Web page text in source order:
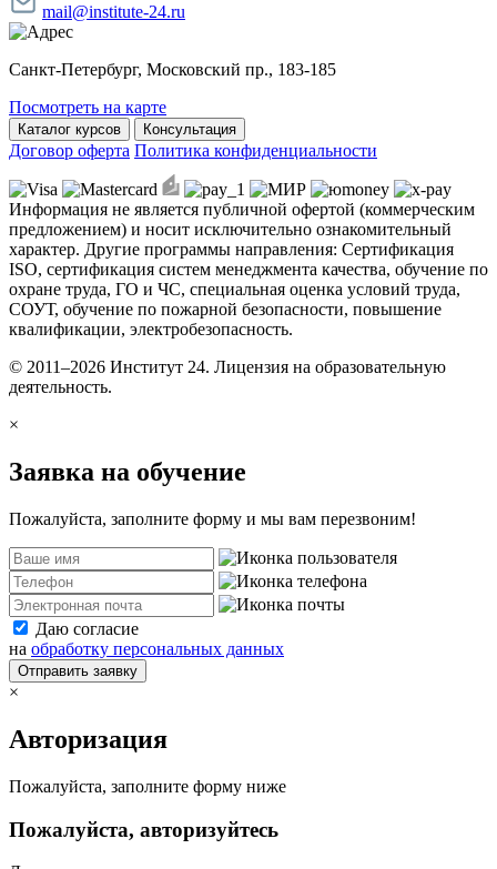
mail@institute-24.ru
Санкт-Петербург, Московский пр., 183-185
Посмотреть на карте
Каталог курсов Консультация
Договор оферта Политика конфиденциальности
Информация не является публичной офертой (коммерческим
предложением) и носит исключительно ознакомительный
характер. Другие программы направления: Сертификация
ISO, сертификация систем менеджмента качества, обучение по
охране труда, ГО и ЧС, специальная оценка условий труда,
СОУТ, обучение по пожарной безопасности, повышение
квалификации, электробезопасность.
© 2011–2026 Институт 24. Лицензия на образовательную
деятельность.
×
Заявка на обучение
Пожалуйста, заполните форму и мы вам перезвоним!
Даю согласие
на обработку персональных данных
Отправить заявку
×
Авторизация
Пожалуйста, заполните форму ниже
Пожалуйста, авторизуйтесь